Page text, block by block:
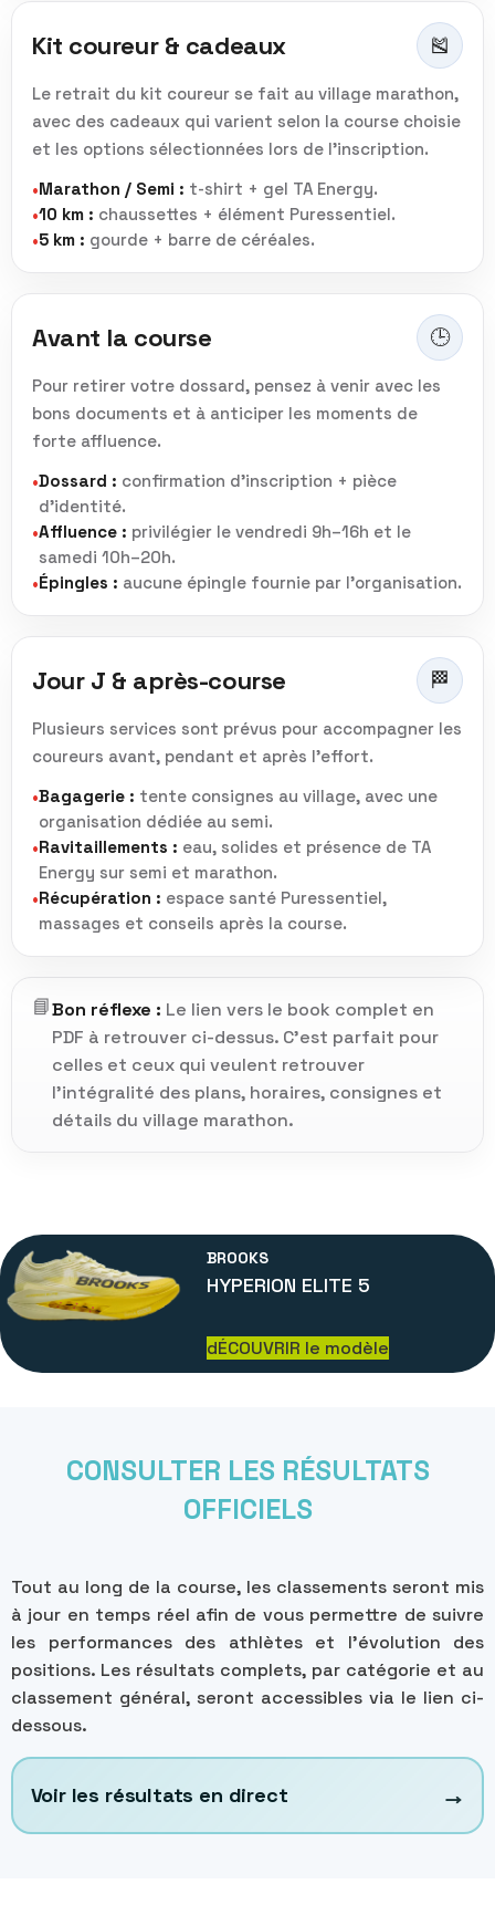
Kit coureur & cadeaux 🎽
Le retrait du kit coureur se fait au village marathon,
avec des cadeaux qui varient selon la course choisie
et les options sélectionnées lors de l’inscription.
•Marathon / Semi : t-shirt + gel TA Energy.
•10 km : chaussettes + élément Puressentiel.
•5 km : gourde + barre de céréales.
Avant la course 🕒
Pour retirer votre dossard, pensez à venir avec les
bons documents et à anticiper les moments de
forte affluence.
•Dossard : confirmation d’inscription + pièce
d’identité.
•Affluence : privilégier le vendredi 9h–16h et le
samedi 10h–20h.
•Épingles : aucune épingle fournie par l’organisation.
Jour J & après-course 🏁
Plusieurs services sont prévus pour accompagner les
coureurs avant, pendant et après l’effort.
•Bagagerie : tente consignes au village, avec une
organisation dédiée au semi.
•Ravitaillements : eau, solides et présence de TA
Energy sur semi et marathon.
•Récupération : espace santé Puressentiel,
massages et conseils après la course.
📘Bon réflexe : Le lien vers le book complet en
PDF à retrouver ci-dessus. C’est parfait pour
celles et ceux qui veulent retrouver
l’intégralité des plans, horaires, consignes et
détails du village marathon.
BROOKS
HYPERION ELITE 5
dÉCOUVRIR le modèle
CONSULTER LES RÉSULTATS
OFFICIELS
Tout au long de la course, les classements seront mis
à jour en temps réel afin de vous permettre de suivre
les performances des athlètes et l’évolution des
positions. Les résultats complets, par catégorie et au
classement général, seront accessibles via le lien ci-
dessous.
Voir les résultats en direct →